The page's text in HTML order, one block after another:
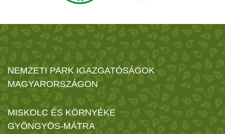
NEMZETI PARK IGAZGATÓSÁGOK
MAGYARORSZÁGON
MISKOLC ÉS KÖRNYÉKE
GYÖNGYÖS-MÁTRA